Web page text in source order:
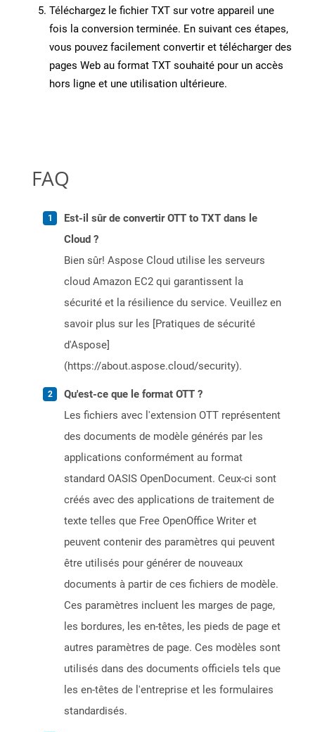
Téléchargez le fichier TXT sur votre appareil une
fois la conversion terminée. En suivant ces étapes,
vous pouvez facilement convertir et télécharger des
pages Web au format TXT souhaité pour un accès
hors ligne et une utilisation ultérieure.
FAQ
Est-il sûr de convertir OTT to TXT dans le
Cloud ?
Bien sûr! Aspose Cloud utilise les serveurs
cloud Amazon EC2 qui garantissent la
sécurité et la résilience du service. Veuillez en
savoir plus sur les [Pratiques de sécurité
d'Aspose]
(https://about.aspose.cloud/security).
Qu'est-ce que le format OTT ?
Les fichiers avec l'extension OTT représentent
des documents de modèle générés par les
applications conformément au format
standard OASIS OpenDocument. Ceux-ci sont
créés avec des applications de traitement de
texte telles que Free OpenOffice Writer et
peuvent contenir des paramètres qui peuvent
être utilisés pour générer de nouveaux
documents à partir de ces fichiers de modèle.
Ces paramètres incluent les marges de page,
les bordures, les en-têtes, les pieds de page et
autres paramètres de page. Ces modèles sont
utilisés dans des documents officiels tels que
les en-têtes de l'entreprise et les formulaires
standardisés.